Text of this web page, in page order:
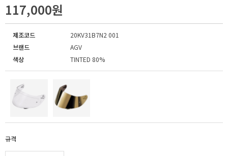
117,000원
제조코드
20KV31B7N2 001
브랜드
AGV
색상
TINTED 80%
규격